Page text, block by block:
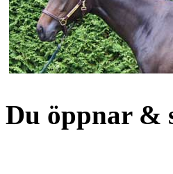
Du öppnar &